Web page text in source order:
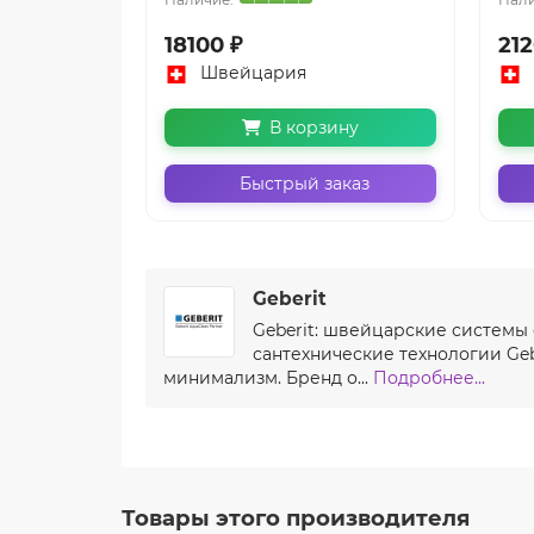
18100 ₽
Швейцария
В корзину
Быстрый заказ
Geberit
Geberit: швейцарские системы
сантехнические технологии
минимализм. Бренд о... Подробнее...
Товары этого производителя